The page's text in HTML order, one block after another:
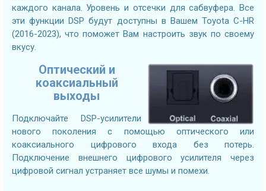
каждого канала. Уровень и отсечки для сабвуфера. Все
эти функции DSP будут доступны в Вашем Toyota C-HR
(2016-2023), что поможет Вам настроить звук по своему
вкусу.
Оптический и
коаксиальный
выходы
Подключайте DSP-усилители
нового поколения с помощью оптического или
коаксиального цифрового входа без потерь.
Подключение внешнего цифрового усилителя через
цифровой сигнал устраняет все шумы и помехи.